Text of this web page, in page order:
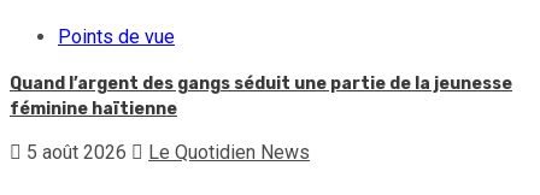
Points de vue
Quand l’argent des gangs séduit une partie de la jeunesse
féminine haïtienne
5 août 2026 Le Quotidien News